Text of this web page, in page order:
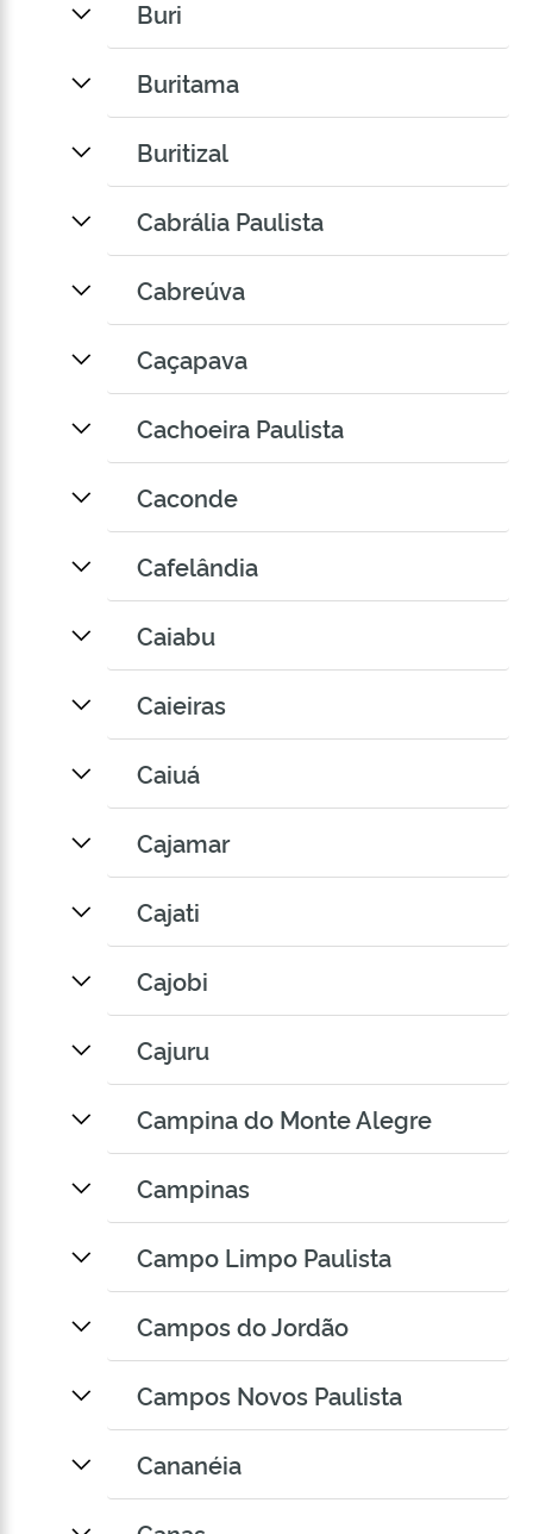
Buri
Buritama
Buritizal
Cabrália Paulista
Cabreúva
Caçapava
Cachoeira Paulista
Caconde
Cafelândia
Caiabu
Caieiras
Caiuá
Cajamar
Cajati
Cajobi
Cajuru
Campina do Monte Alegre
Campinas
Campo Limpo Paulista
Campos do Jordão
Campos Novos Paulista
Cananéia